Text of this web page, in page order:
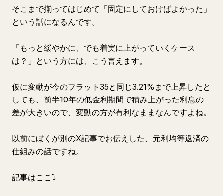
そこまで揃ってはじめて「固定にしておけばよかった」
という話になるんです。
「もっと緩やかに、でも着実に上がっていくケース
は？」という方には、こう言えます。
仮に変動が今のフラット35と同じ3.21%まで上昇したと
しても、前半10年の低金利期間で積み上がった利息の
差が大きいので、変動の方が有利なままなんですよね。
以前にぼくが別のX記事でお伝えした、元利均等返済の
仕組みの話ですね。
記事はここ⤵️